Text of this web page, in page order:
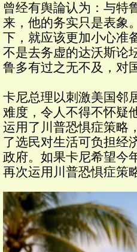
曾经有舆論认为：与特
来，他的务实只是表象
下，就应该更加小心准
不是去务虚的达沃斯论
鲁多有过之无不及，对
卡尼总理以刺激美国邻
难度，令人不得不怀疑
运用了川普恐惧症策略
了选民对生活可负担经
政府。如果卡尼希望今
再次运用川普恐惧症策